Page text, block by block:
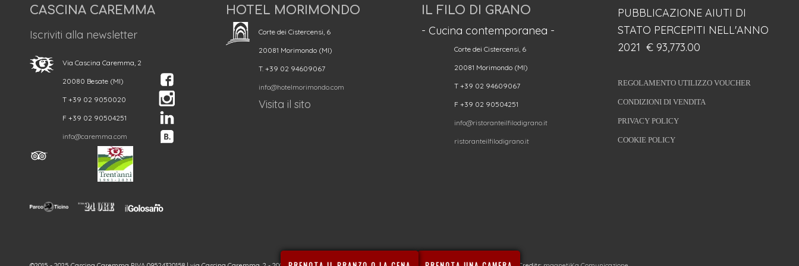
CASCINA CAREMMA
Iscriviti alla newsletter
Via Cascina Caremma, 2
20080 Besate (MI)
T +39 02 9050020
F +39 02 90504251
info@caremma.com
HOTEL MORIMONDO
Corte dei Cistercensi, 6
20081 Morimondo (MI)
T. +39 02 94609067
info@hotelmorimondo.com
Visita il sito
IL FILO DI GRANO
- Cucina contemporanea -
Corte dei Cistercensi, 6
20081 Morimondo (MI)
T +39 02 94609067
F +39 02 90504251
info@ristoranteilfilodigrano.it
ristoranteilfilodigrano.it
PUBBLICAZIONE AIUTI DI
STATO PERCEPITI NELL'ANNO
2021 € 93,773.00
REGOLAMENTO UTILIZZO VOUCHER
CONDIZIONI DI VENDITA
PRIVACY POLICY
COOKIE POLICY